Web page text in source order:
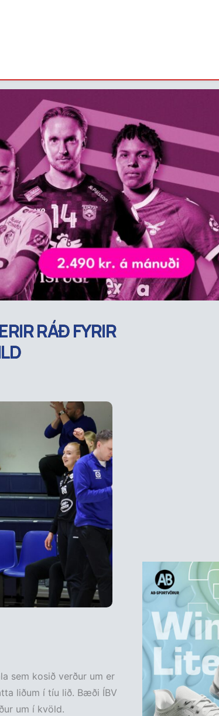
RÁÐ FYRIR
sem kosið verður um er
liðum í tíu lið. Bæði ÍBV
um í kvöld.